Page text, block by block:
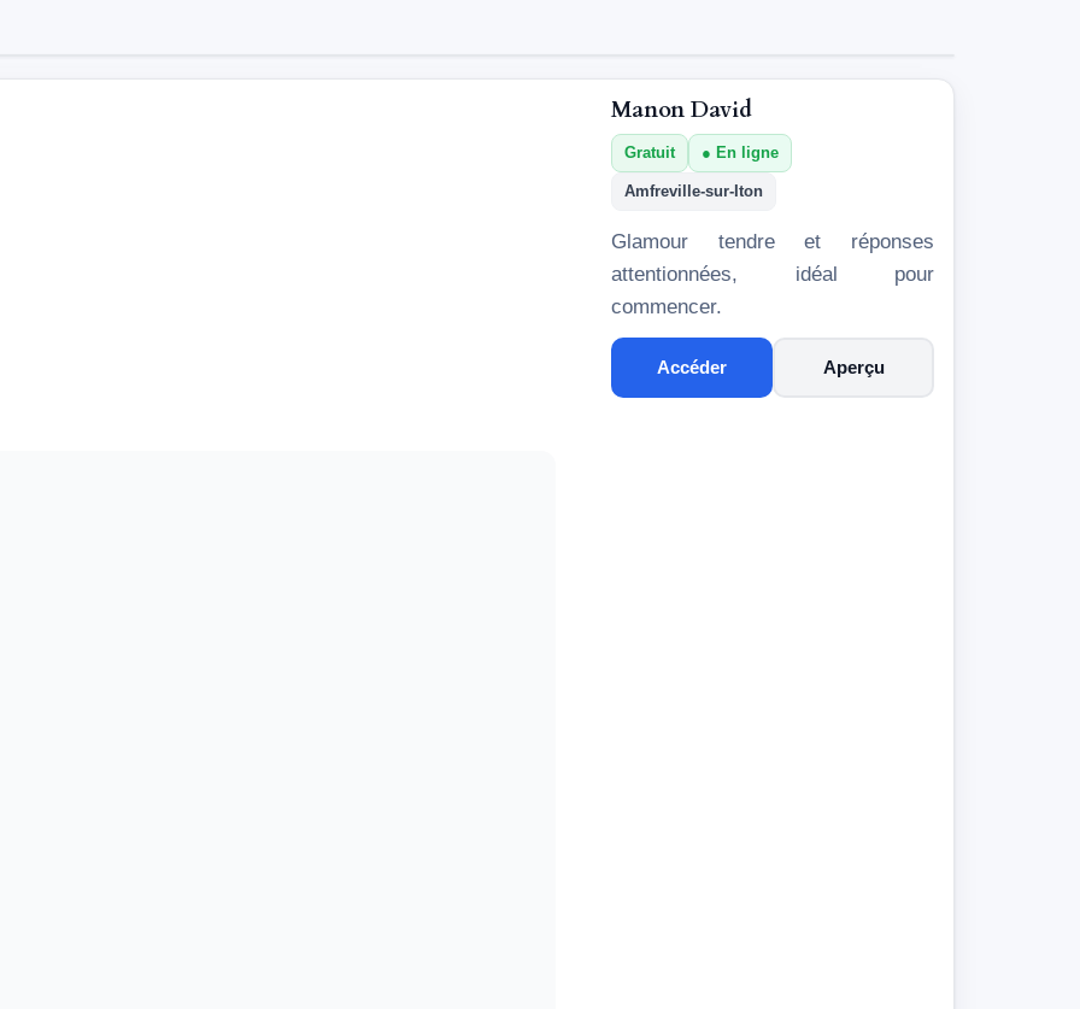
Manon David
Gratuit En ligne
Amfreville-sur-Iton
Glamour tendre et réponses
attentionnées, idéal pour
commencer.
Accéder Aperçu